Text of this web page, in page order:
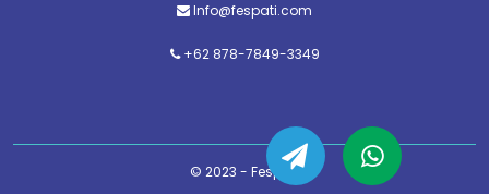
Info@fespati.com
+62 878-7849-3349
© 2023 - Fespati